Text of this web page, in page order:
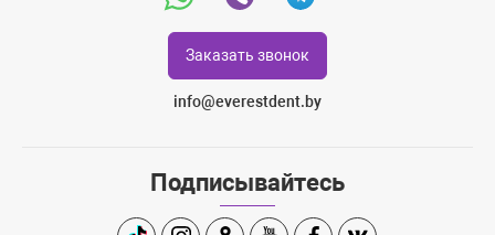
Заказать звонок
info@everestdent.by
Подписывайтесь